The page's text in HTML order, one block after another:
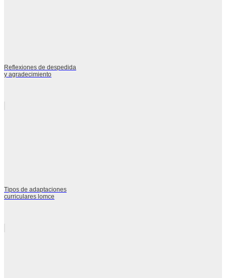
Reflexiones de despedida
y agradecimiento
Tipos de adaptaciones
curriculares lomce